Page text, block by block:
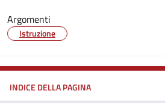
Argomenti
Istruzione
INDICE DELLA PAGINA